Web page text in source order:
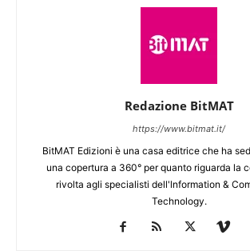
Redazione BitMAT
https://www.bitmat.it/
BitMAT Edizioni è una casa editrice che ha
una copertura a 360° per quanto riguarda la
rivolta agli specialisti dell'lnformation &
Technology.